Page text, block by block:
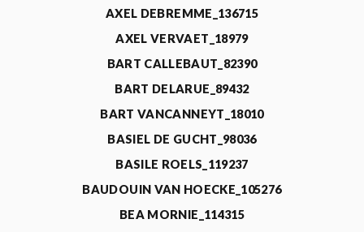
AXEL DEBREMME_136715
AXEL VERVAET_18979
BART CALLEBAUT_82390
BART DELARUE_89432
BART VANCANNEYT_18010
BASIEL DE GUCHT_98036
BASILE ROELS_119237
BAUDOUIN VAN HOECKE_105276
BEA MORNIE_114315